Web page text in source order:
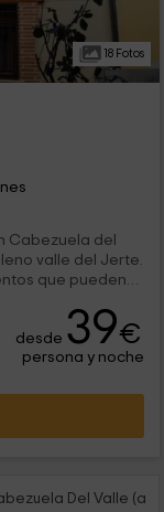
18 Fotos
Cabezuela del
valle del Jerte.
que pueden
desde 39€
persona y noche
Del Valle (a